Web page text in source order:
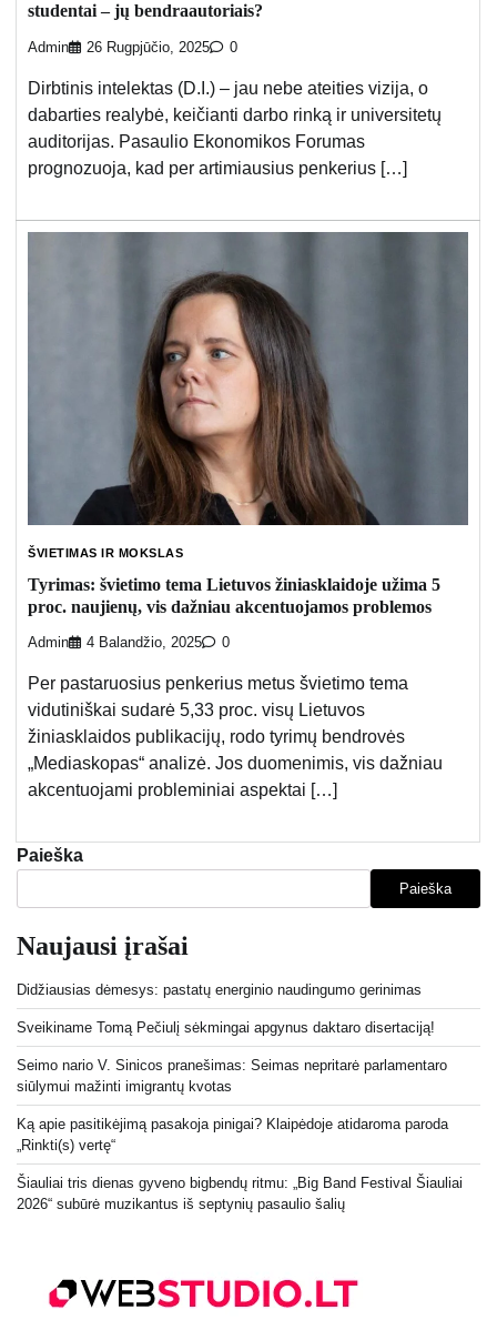
studentai – jų bendraautoriais?
Admin 26 Rugpjūčio, 2025 0
Dirbtinis intelektas (D.I.) – jau nebe ateities vizija, o
dabarties realybė, keičianti darbo rinką ir universitetų
auditorijas. Pasaulio Ekonomikos Forumas
prognozuoja, kad per artimiausius penkerius […]
ŠVIETIMAS IR MOKSLAS
Tyrimas: švietimo tema Lietuvos žiniasklaidoje užima 5
proc. naujienų, vis dažniau akcentuojamos problemos
Admin 4 Balandžio, 2025 0
Per pastaruosius penkerius metus švietimo tema
vidutiniškai sudarė 5,33 proc. visų Lietuvos
žiniasklaidos publikacijų, rodo tyrimų bendrovės
„Mediaskopas“ analizė. Jos duomenimis, vis dažniau
akcentuojami probleminiai aspektai […]
Paieška
Paieška
Naujausi įrašai
Didžiausias dėmesys: pastatų energinio naudingumo gerinimas
Sveikiname Tomą Pečiulį sėkmingai apgynus daktaro disertaciją!
Seimo nario V. Sinicos pranešimas: Seimas nepritarė parlamentaro
siūlymui mažinti imigrantų kvotas
Ką apie pasitikėjimą pasakoja pinigai? Klaipėdoje atidaroma paroda
„Rinkti(s) vertę“
Šiauliai tris dienas gyveno bigbendų ritmu: „Big Band Festival Šiauliai
2026“ subūrė muzikantus iš septynių pasaulio šalių